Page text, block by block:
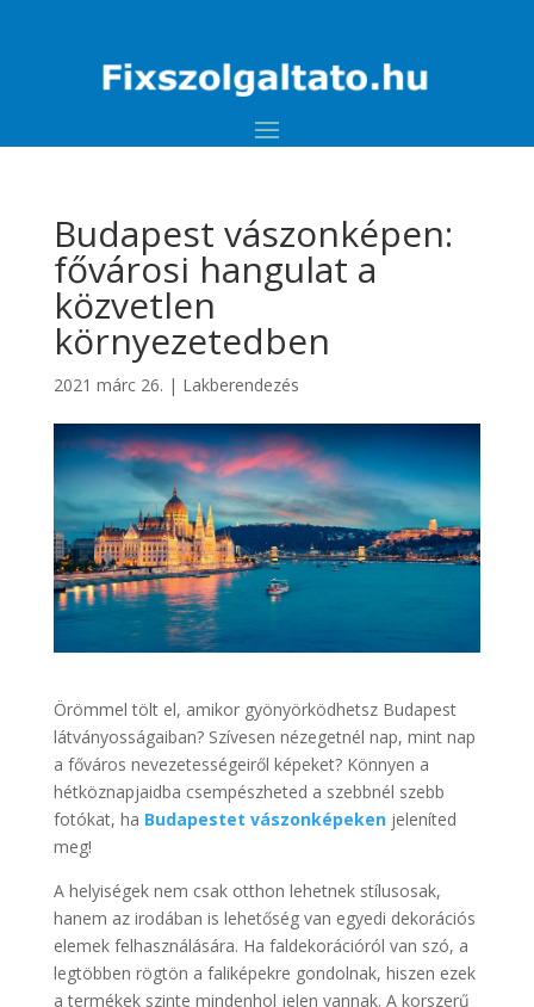
Budapest vászonképen:
fővárosi hangulat a
közvetlen
környezetedben
2021 márc 26. | Lakberendezés
Örömmel tölt el, amikor gyönyörködhetsz Budapest
látványosságaiban? Szívesen nézegetnél nap, mint nap
a főváros nevezetességeiről képeket? Könnyen a
hétköznapjaidba csempészheted a szebbnél szebb
fotókat, ha Budapestet vászonképeken jeleníted
meg!
A helyiségek nem csak otthon lehetnek stílusosak,
hanem az irodában is lehetőség van egyedi dekorációs
elemek felhasználására. Ha faldekorációról van szó, a
legtöbben rögtön a faliképekre gondolnak, hiszen ezek
a termékek szinte mindenhol jelen vannak. A korszerű